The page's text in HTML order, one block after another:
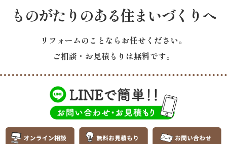
ものがたりのある住まいづくりへ
リフォームのことならお任せください。
ご相談・お見積もりは無料です。